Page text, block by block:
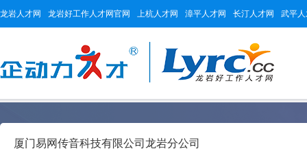
龙岩人才网 龙岩好工作人才网官网 上杭人才网 漳平人才网 长汀人才网 武平
厦门易网传音科技有限公司龙岩分公司